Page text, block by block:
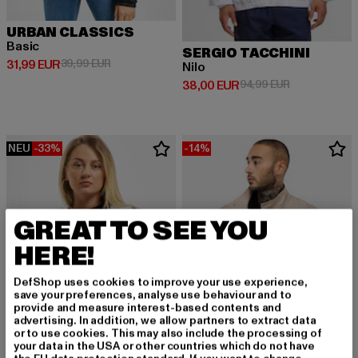
URBAN CLASSICS
Basic
31,99 EUR
Derzeitiger Preis: 31,99 EUR
39,99 EURAktionspreis: 39,99 EUR
SERGIO TACCHINI
Nilo
38,00 EUR
Derzeitiger Preis: 38,00 EUR
94,99 EURAktionspreis:
NEU -33% -14%
GREAT TO SEE YOU
HERE!
DefShop uses cookies to improve your use experience,
save your preferences, analyse use behaviour and to
provide and measure interest-based contents and
advertising. In addition, we allow partners to extract data
or to use cookies. This may also include the processing of
your data in the USA or other countries which do not have